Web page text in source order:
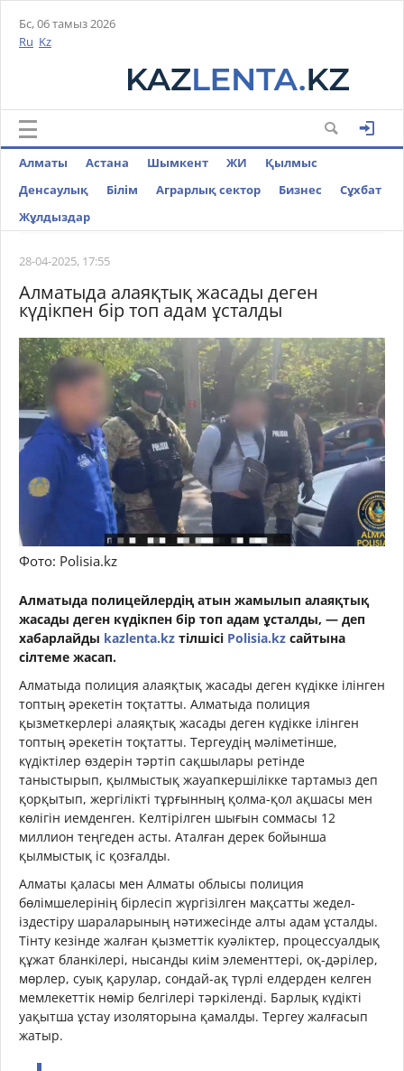
Бс, 06 тамыз 2026
Ru Kz
Алматы Астана Шымкент ЖИ
Қылмыс
Денсаулық
Білім Аграрлық сектор Бизнес
Cұхбат
Жұлдыздар
28-04-2025, 17:55
Алматыда алаяқтық жасады деген
күдікпен бір топ адам ұсталды
Фото: Polisia.kz
Алматыда полицейлердің атын жамылып алаяқтық
жасады деген күдікпен бір топ адам ұсталды, — деп
хабарлайды kazlenta.kz тілшісі Polisia.kz сайтына
сілтеме жасап.
Алматыда полиция алаяқтық жасады деген күдікке ілінген
топтың әрекетін тоқтатты. Алматыда полиция
қызметкерлері алаяқтық жасады деген күдікке ілінген
топтың әрекетін тоқтатты. Тергеудің мәліметінше,
күдіктілер өздерін тәртіп сақшылары ретінде
таныстырып, қылмыстық жауапкершілікке тартамыз деп
қорқытып, жергілікті тұрғынның қолма-қол ақшасы мен
көлігін иемденген. Келтірілген шығын соммасы 12
миллион теңгеден асты. Аталған дерек бойынша
қылмыстық іс қозғалды.
Алматы қаласы мен Алматы облысы полиция
бөлімшелерінің бірлесіп жүргізілген мақсатты жедел-
іздестіру шараларының нәтижесінде алты адам ұсталды.
Тінту кезінде жалған қызметтік куәліктер, процессуалдық
құжат бланкілері, нысанды киім элементтері, оқ-дәрілер,
мөрлер, суық қарулар, сондай-ақ түрлі елдерден келген
мемлекеттік нөмір белгілері тәркіленді. Барлық күдікті
уақытша ұстау изоляторына қамалды. Тергеу жалғасып
жатыр.